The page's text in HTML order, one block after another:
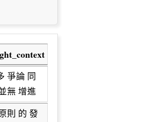
爭論 同
無 增進
則 的 發